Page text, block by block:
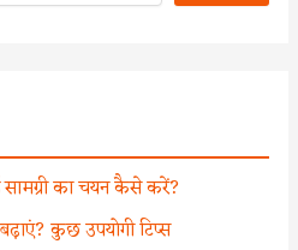
का चयन कैसे करें?
कुछ उपयोगी टिप्स